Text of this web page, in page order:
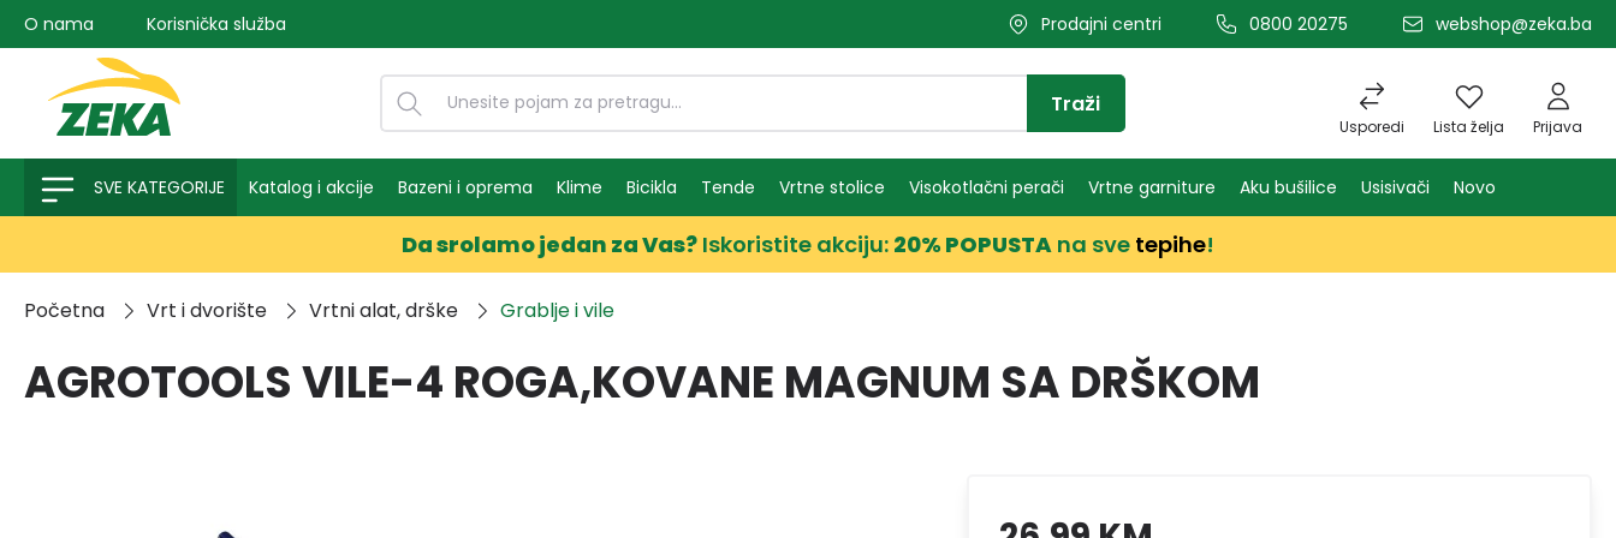
pretragu Preskoči na glavnu navigaciju
O nama Korisnička služba Prodajni centri 0800 20275 webshop@zeka.ba
Usporedi Lista želja Prijava
Traži
SVE KATEGORIJE Katalog i akcije Bazeni i oprema Klime Bicikla Tende Vrtne stolice Visokotlačni perači Vrtne garniture Aku bušilice Usisivači Novo
Da srolamo jedan za Vas? Iskoristite akciju: 20% POPUSTA na sve tepihe!
Početna Vrt i dvorište Vrtni alat, drške Grablje i vile
AGROTOOLS VILE-4 ROGA,KOVANE MAGNUM SA DRŠKOM